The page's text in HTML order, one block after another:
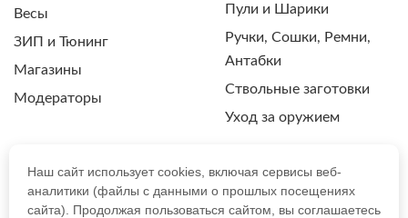
Весы
ЗИП и Тюнинг
Магазины
Модераторы
Пули и Шарики
Ручки, Сошки, Ремни,
Антабки
Ствольные заготовки
Уход за оружием
ПОЛИТИКА КОНФИДЕНЦИАЛЬНОСТИ
Наш сайт использует cookies, включая сервисы веб-
аналитики (файлы с данными о прошлых посещениях
сайта). Продолжая пользоваться сайтом, вы соглашаетесь